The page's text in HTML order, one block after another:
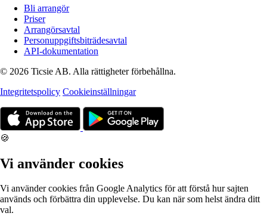
Bli arrangör
Priser
Arrangörsavtal
Personuppgiftsbiträdesavtal
API-dokumentation
© 2026 Ticsie AB. Alla rättigheter förbehållna.
Integritetspolicy Cookieinställningar
🍪
Vi använder cookies
Vi använder cookies från Google Analytics för att förstå hur sajten
används och förbättra din upplevelse. Du kan när som helst ändra ditt
val.